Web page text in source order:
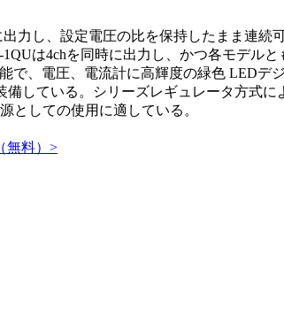
力し、設定電圧の比を保持したまま連
は4chを同時に出力し、かつ各モデ
で、電圧、電流計に高輝度の緑色 LED
している。シリーズレギュレータ方式
としての使用に適している。
無料）>